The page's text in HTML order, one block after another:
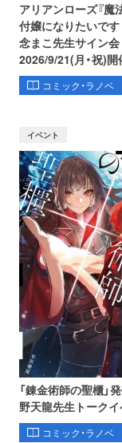
アリアンローズ『魔
付嬢になりたいです
念まこ先生サイン会
2026/9/21(月・祝)開
コミック・ラノベ
イベント
「錬金術師の聖櫃」
野天龍先生トークイ
コミック・ラノベ